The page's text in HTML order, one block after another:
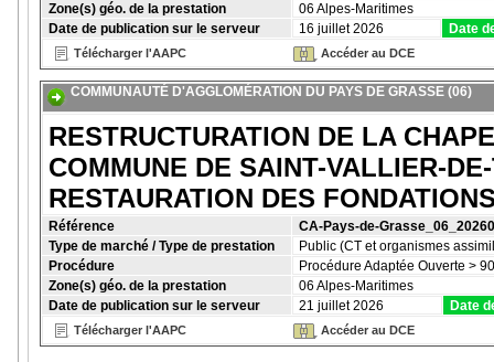
Zone(s) géo. de la prestation
06 Alpes-Maritimes
Date de publication sur le serveur
16 juillet 2026 Date
Télécharger l'AAPC Accéder au DCE
COMMUNAUTÉ D'AGGLOMÉRATION DU PAYS DE GRASSE (06)
RESTRUCTURATION DE LA
COMMUNE DE SAINT-VALLIER-
RESTAURATION DES
Référence
CA-Pays-de-
Type de marché / Type de prestation
Public (CT et organismes
Procédure
Procédure Adaptée Ouverte >
Zone(s) géo. de la prestation
06 Alpes-Maritimes
Date de publication sur le serveur
21 juillet 2026 Date
Télécharger l'AAPC Accéder au DCE